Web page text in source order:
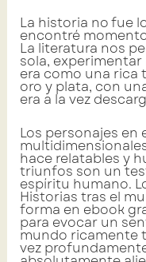
La historia no fue
encontré
La literatura nos
sola,
era como una rica
oro y plata, con
era a la vez
Los personajes en
hace relatables y
triunfos son un
espíritu humano.
Historias tras el
forma en ebook
para evocar un
mundo ricamente
vez